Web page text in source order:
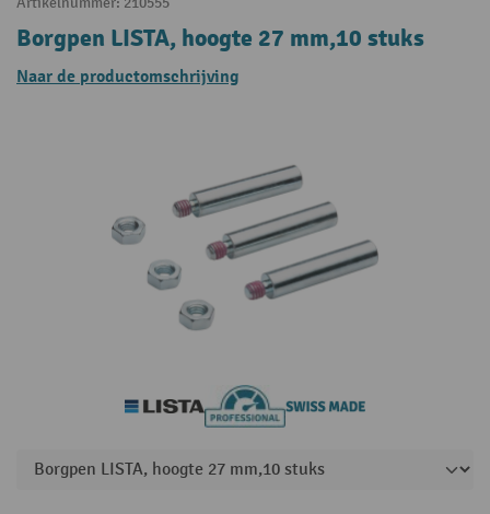
Borgpen LISTA, hoogte 27 mm,10 stuks
Naar de productomschrijving